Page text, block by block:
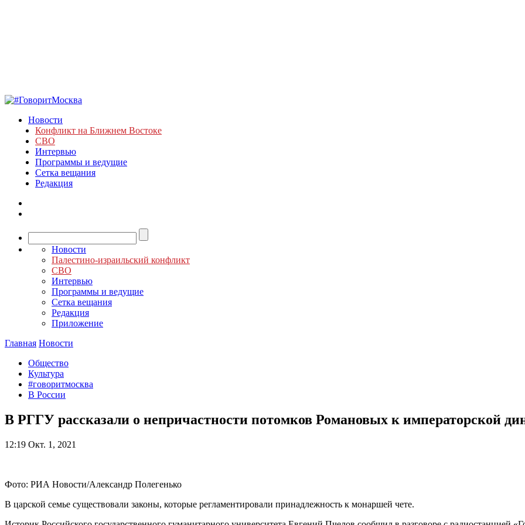
Новости
Конфликт на Ближнем Востоке
СВО
Интервью
Программы и ведущие
Сетка вещания
Редакция
Новости
Палестино-израильский конфликт
СВО
Интервью
Программы и ведущие
Сетка вещания
Редакция
Приложение
Главная Новости
Общество
Культура
#говоритмосква
В России
В РГГУ рассказали о непричастности потомков Романовых к императорской
12:19 Окт. 1, 2021
Фото: РИА Новости/Александр Полегенько
В царской семье существовали законы, которые регламентировали принадлежность к монаршей чете.